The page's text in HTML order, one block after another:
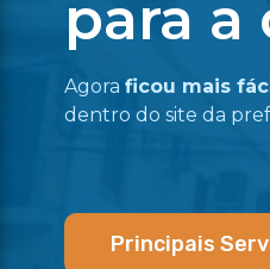
para a
Agora ficou mais
dentro do site da
Principais